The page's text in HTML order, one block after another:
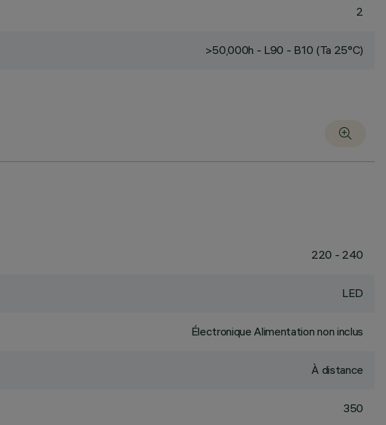
2
>50,000h - L90 - B10 (Ta 25°C)
220 - 240
LED
Électronique Alimentation non inclus
À distance
350